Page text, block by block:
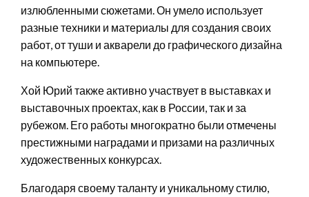
излюбленными сюжетами. Он умело использует
разные техники и материалы для создания своих
работ, от туши и акварели до графического дизайна
на компьютере.
Хой Юрий также активно участвует в выставках и
выставочных проектах, как в России, так и за
рубежом. Его работы многократно были отмечены
престижными наградами и призами на различных
художественных конкурсах.
Благодаря своему таланту и уникальному стилю,